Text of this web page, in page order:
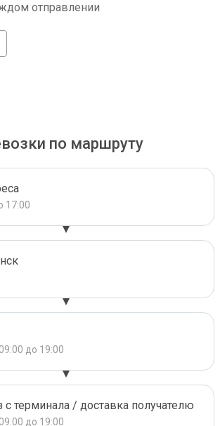
отправлении
по маршруту
17:00
до 19:00
терминала / доставка получателю
до 19:00